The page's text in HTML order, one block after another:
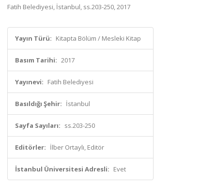
Fatih Belediyesi, İstanbul, ss.203-250, 2017
Yayın Türü: Kitapta Bölüm / Mesleki Kitap
Basım Tarihi: 2017
Yayınevi: Fatih Belediyesi
Basıldığı Şehir: İstanbul
Sayfa Sayıları: ss.203-250
Editörler: İlber Ortaylı, Editör
İstanbul Üniversitesi Adresli: Evet